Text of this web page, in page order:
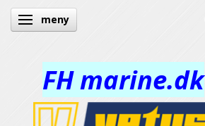
Ändra navigering
meny
FH marine.dk